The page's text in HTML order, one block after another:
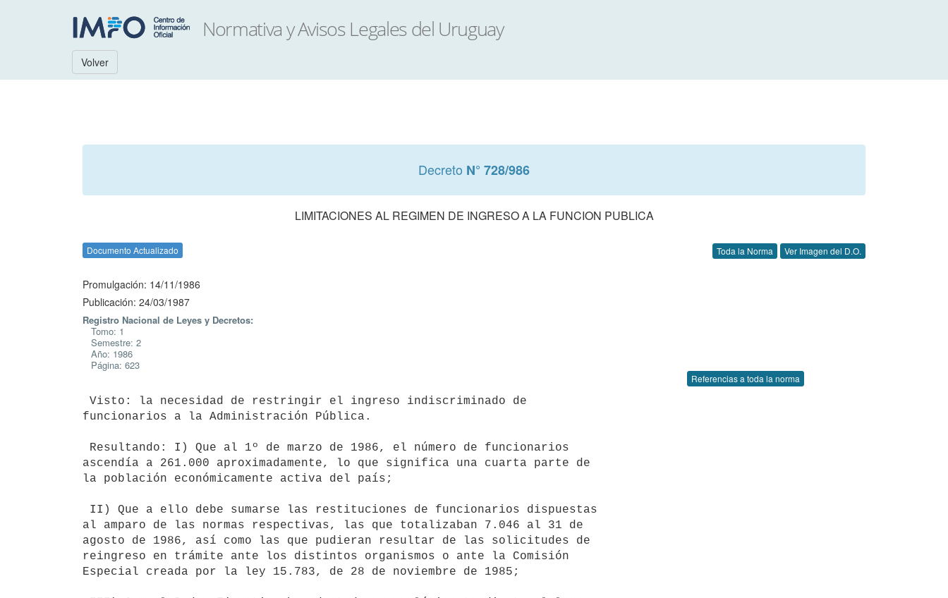
Volver
Decreto N° 728/986
LIMITACIONES AL REGIMEN DE INGRESO A LA FUNCION PUBLICA
Documento Actualizado Toda la Norma Ver Imagen del D.O.
Promulgación: 14/11/1986
Publicación: 24/03/1987
Registro Nacional de Leyes y Decretos:
Tomo: 1
Semestre: 2
Año: 1986
Página: 623
Referencias a toda la norma
funcionarios a la Administración Pública.
ascendía a 261.000 aproximadamente, lo que significa una cuarta parte de
la población económicamente activa del país;
al amparo de las normas respectivas, las que totalizaban 7.046 al 31 de
agosto de 1986, así como las que pudieran resultar de las solicitudes de
reingreso en trámite ante los distintos organismos o ante la Comisión
Especial creada por la ley 15.783, de 28 de noviembre de 1985;